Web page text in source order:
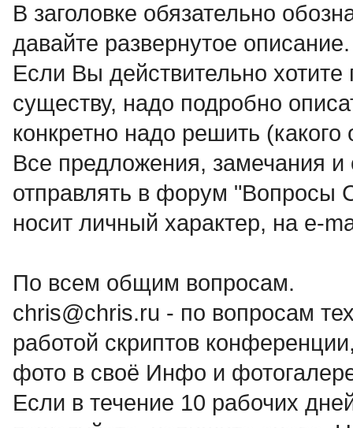
В заголовке обязательно
давайте развернутое описание.
Если Вы действительно хотите
существу, надо подробно
конкретно надо решить
Все предложения, замечания
отправлять в форум "Вопросы
носит личный характер, на e-
По всем общим вопросам.
chris@chris.ru - по вопросам
работой скриптов
фото в своё Инфо и
Если в течение 10 рабочих